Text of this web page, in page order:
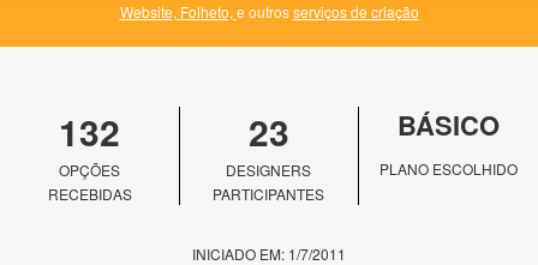
Website, Folheto, e outrosserviços de criação
132
OPÇÕES
RECEBIDAS
23
DESIGNERS
PARTICIPANTES
BÁSICO
PLANO ESCOLHIDO
INICIADO EM: 1/7/2011